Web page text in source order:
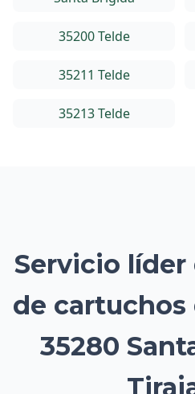
35200 Telde
35211 Telde
35213 Telde
Servicio líder
de cartuchos
35280